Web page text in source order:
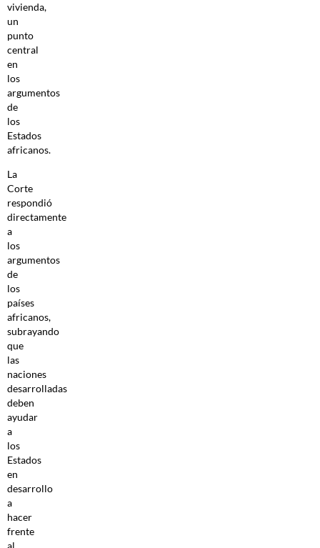
vivienda,
un
punto
central
en
los
argumentos
de
los
Estados
africanos.
La
Corte
respondió
directamente
a
los
argumentos
de
los
países
africanos,
subrayando
que
las
naciones
desarrolladas
deben
ayudar
a
los
Estados
en
desarrollo
a
hacer
frente